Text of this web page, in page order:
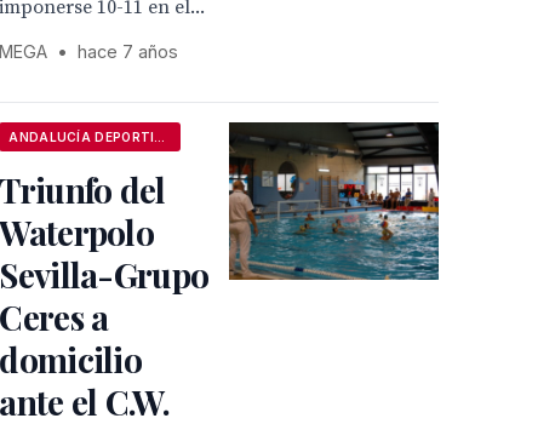
imponerse 10-11 en el...
MEGA • hace 7 años
Triunfo del
Waterpolo
Sevilla-Grupo
Ceres a
domicilio
ante el C.W.